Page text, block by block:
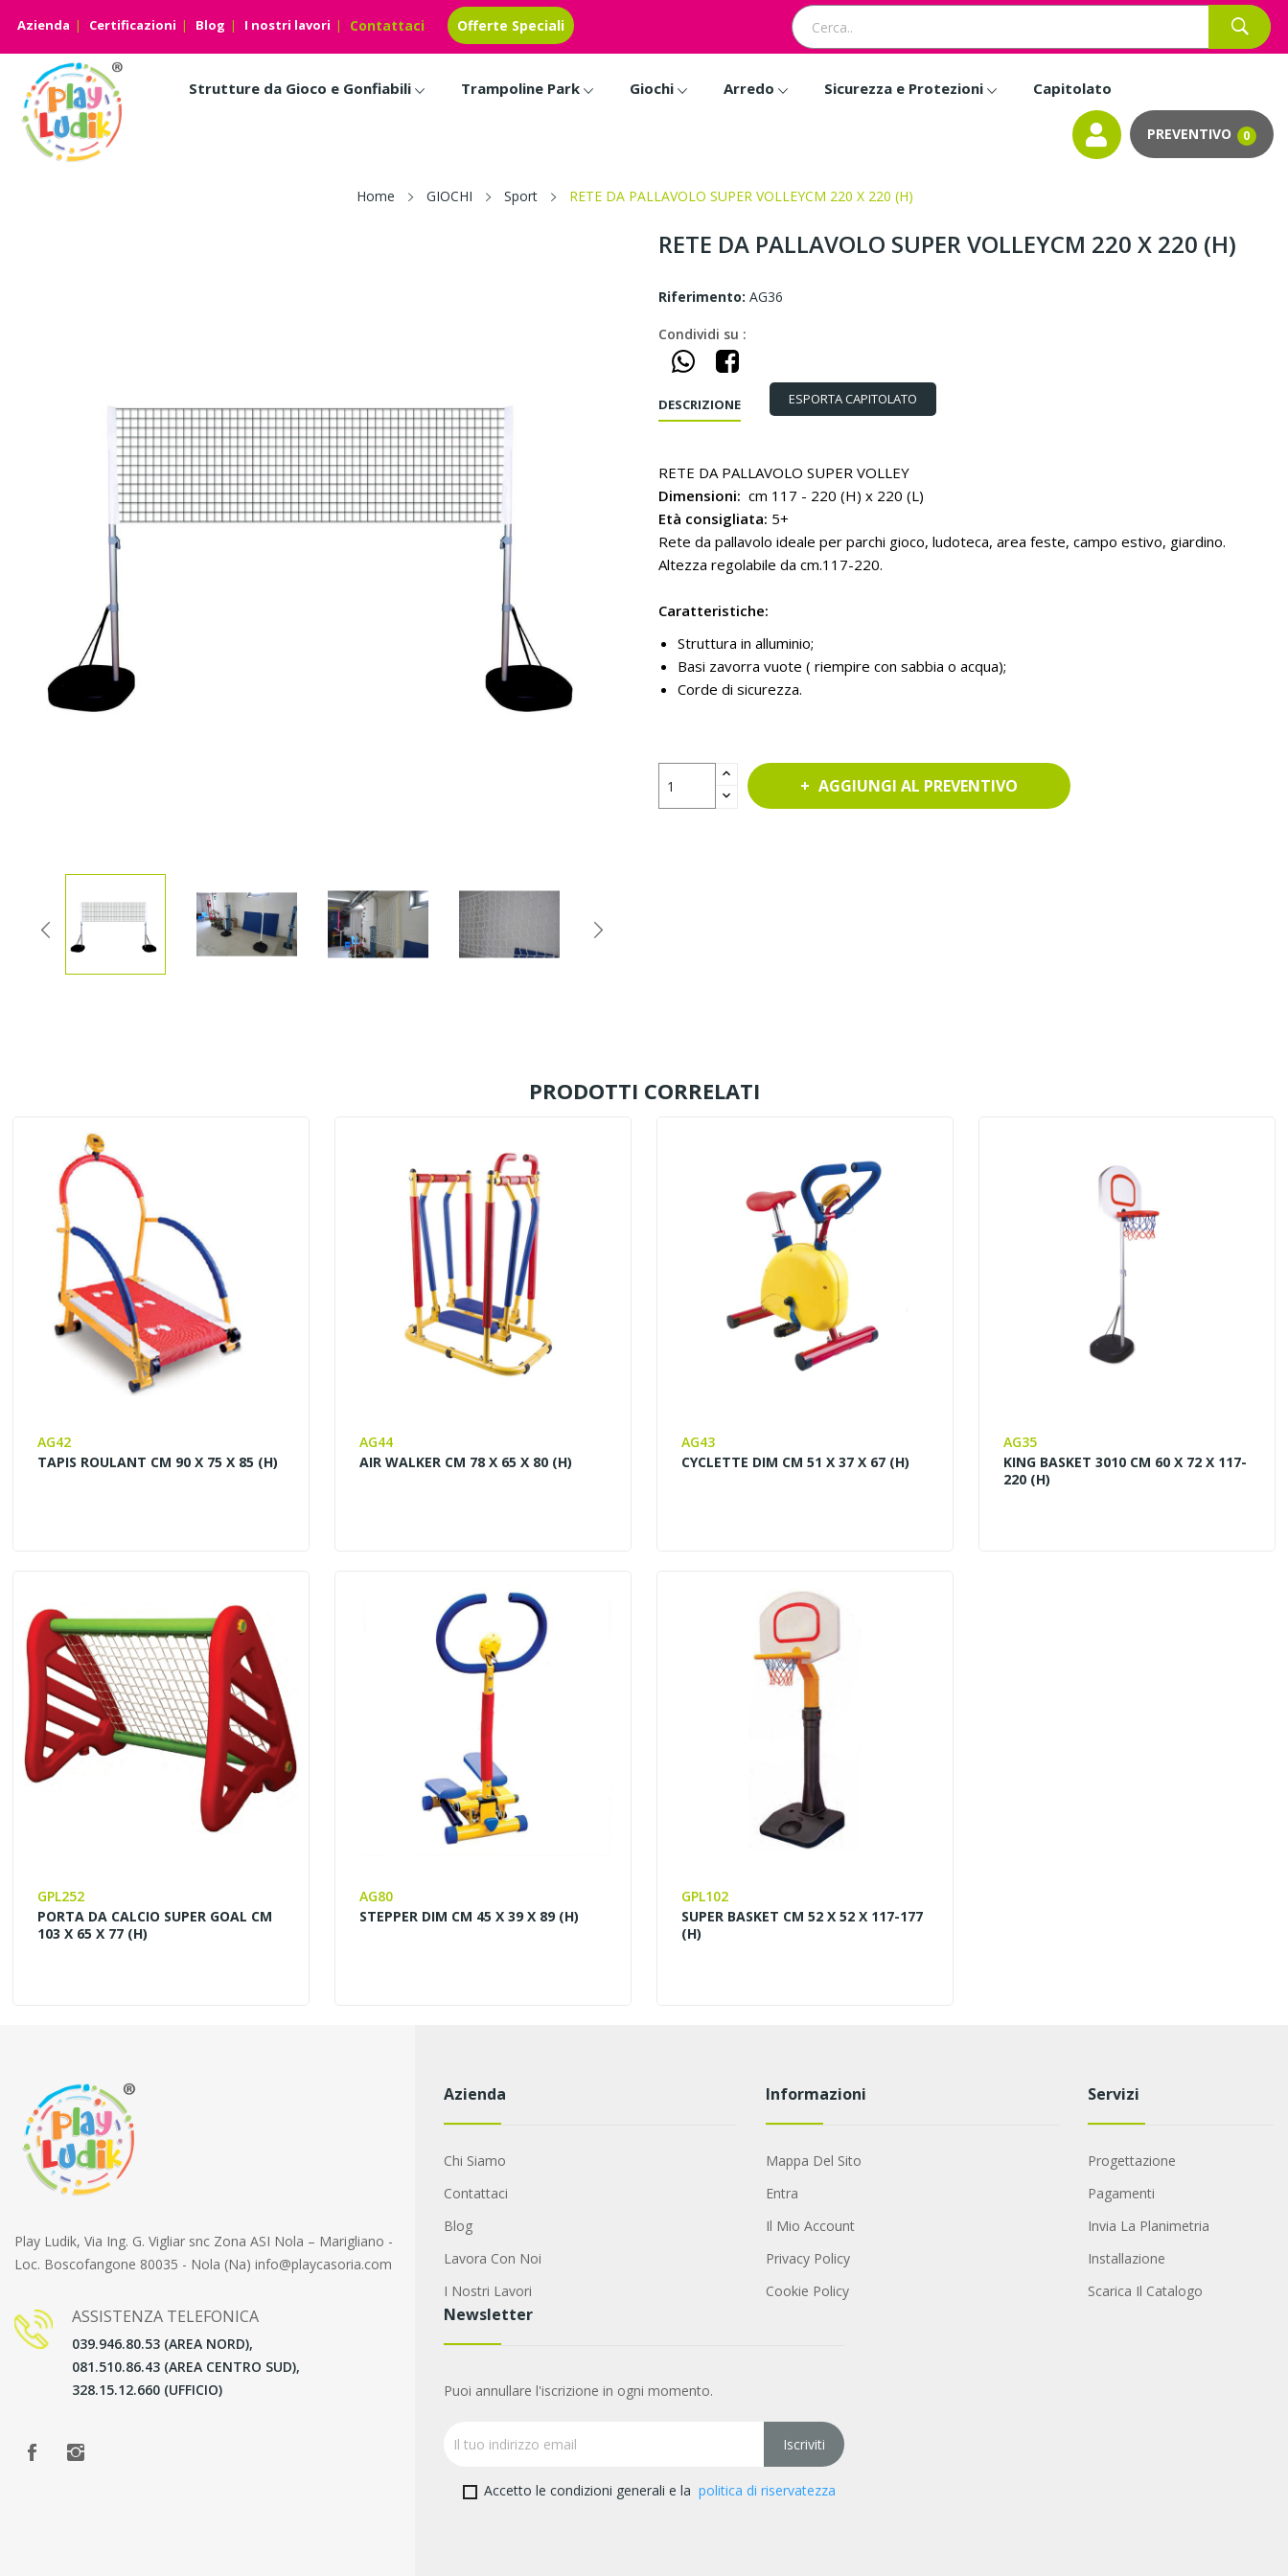
Contattaci Offerte Speciali
Azienda Certificazioni Blog I nostri lavori
Strutture da Gioco e Gonfiabili Trampoline Park Giochi Arredo Sicurezza e Protezioni Capitolato
0
Home GIOCHI Sport RETE DA PALLAVOLO SUPER VOLLEYCM 220 X 220 (H)
RETE DA PALLAVOLO SUPER VOLLEYCM 220 X 220 (H)
Riferimento: AG36
Condividi su :
DESCRIZIONE ESPORTA CAPITOLATO
RETE DA PALLAVOLO SUPER VOLLEY
Dimensioni: cm 117 - 220 (H) x 220 (L)
Età consigliata: 5+
Rete da pallavolo ideale per parchi gioco, ludoteca, area feste, campo estivo, giardino.
Altezza regolabile da cm.117-220.
Caratteristiche:
Struttura in alluminio;
Basi zavorra vuote ( riempire con sabbia o acqua);
Corde di sicurezza.
AGGIUNGI AL PREVENTIVO
PRODOTTI CORRELATI
AG42
TAPIS ROULANT CM 90 X 75 X 85 (H)
AG44
AIR WALKER CM 78 X 65 X 80 (H)
AG43
CYCLETTE DIM CM 51 X 37 X 67 (H)
AG35
KING BASKET 3010 CM 60 X 72 X 117-
220 (H)
GPL252
PORTA DA CALCIO SUPER GOAL CM
103 X 65 X 77 (H)
AG80
STEPPER DIM CM 45 X 39 X 89 (H)
GPL102
SUPER BASKET CM 52 X 52 X 117-177
(H)
Play Ludik, Via Ing. G. Vigliar snc Zona ASI Nola – Marigliano -
Loc. Boscofangone 80035 - Nola (Na) info@playcasoria.com
ASSISTENZA TELEFONICA
039.946.80.53 (AREA NORD),
081.510.86.43 (AREA CENTRO SUD),
328.15.12.660 (UFFICIO)
Azienda
Chi Siamo
Contattaci
Blog
Lavora Con Noi
I Nostri Lavori
Informazioni
Mappa Del Sito
Entra
Il Mio Account
Privacy Policy
Cookie Policy
Servizi
Progettazione
Pagamenti
Invia La Planimetria
Installazione
Scarica Il Catalogo
Newsletter
Puoi annullare l'iscrizione in ogni momento.
Accetto le condizioni generali e la politica di riservatezza